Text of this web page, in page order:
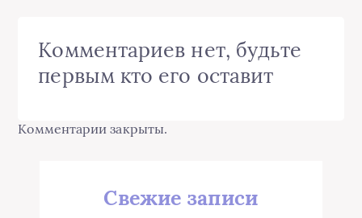
Комментариев нет, будьте
первым кто его оставит
Комментарии закрыты.
Свежие записи